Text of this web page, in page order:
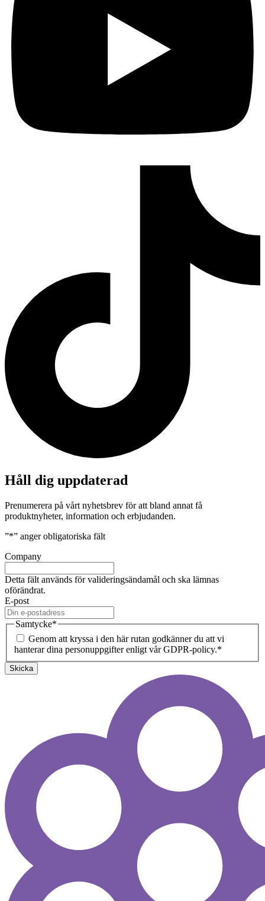
Håll dig uppdaterad
Prenumerera på vårt nyhetsbrev för att bland annat få
produktnyheter, information och erbjudanden.
”*” anger obligatoriska fält
Company
Detta fält används för valideringsändamål och ska lämnas
oförändrat.
E-post
Samtycke*
Genom att kryssa i den här rutan godkänner du att vi
hanterar dina personuppgifter enligt vår GDPR-policy.*
Skicka